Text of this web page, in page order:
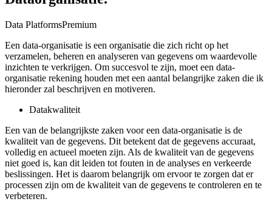
Data PlatformsPremium
Een data-organisatie is een organisatie die zich richt op het
verzamelen, beheren en analyseren van gegevens om waardevolle
inzichten te verkrijgen. Om succesvol te zijn, moet een data-
organisatie rekening houden met een aantal belangrijke zaken die ik
hieronder zal beschrijven en motiveren.
Datakwaliteit
Een van de belangrijkste zaken voor een data-organisatie is de
kwaliteit van de gegevens. Dit betekent dat de gegevens accuraat,
volledig en actueel moeten zijn. Als de kwaliteit van de gegevens
niet goed is, kan dit leiden tot fouten in de analyses en verkeerde
beslissingen. Het is daarom belangrijk om ervoor te zorgen dat er
processen zijn om de kwaliteit van de gegevens te controleren en te
verbeteren.